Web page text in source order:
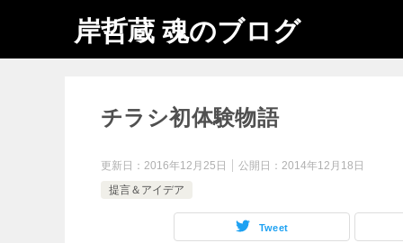
岸哲蔵 魂のブログ
チラシ初体験物語
更新日： 2016年12月25日 公開日： 2014年12月18日
提言＆アイデア
Tweet